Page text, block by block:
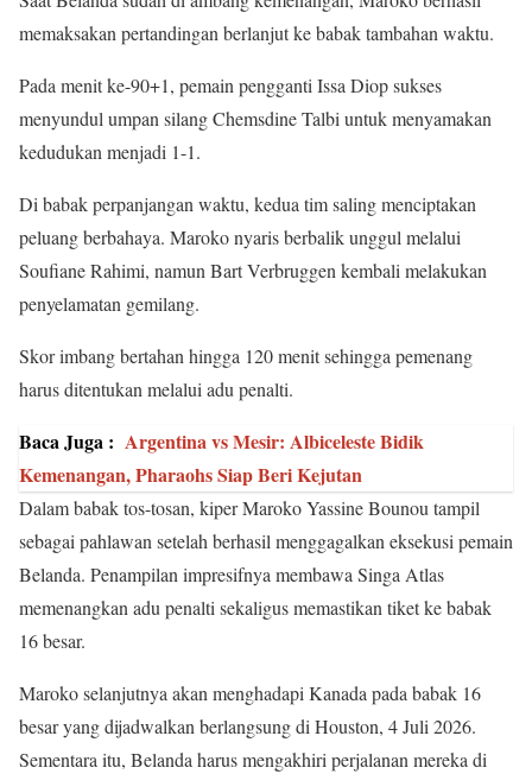
memaksakan pertandingan berlanjut ke babak tambahan waktu.
Pada menit ke-90+1, pemain pengganti Issa Diop sukses
menyundul umpan silang Chemsdine Talbi untuk menyamakan
kedudukan menjadi 1-1.
Di babak perpanjangan waktu, kedua tim saling menciptakan
peluang berbahaya. Maroko nyaris berbalik unggul melalui
Soufiane Rahimi, namun Bart Verbruggen kembali melakukan
penyelamatan gemilang.
Skor imbang bertahan hingga 120 menit sehingga pemenang
harus ditentukan melalui adu penalti.
Baca Juga : Argentina vs Mesir: Albiceleste Bidik
Kemenangan, Pharaohs Siap Beri Kejutan
Dalam babak tos-tosan, kiper Maroko Yassine Bounou tampil
sebagai pahlawan setelah berhasil menggagalkan eksekusi pemain
Belanda. Penampilan impresifnya membawa Singa Atlas
memenangkan adu penalti sekaligus memastikan tiket ke babak
16 besar.
Maroko selanjutnya akan menghadapi Kanada pada babak 16
besar yang dijadwalkan berlangsung di Houston, 4 Juli 2026.
Sementara itu, Belanda harus mengakhiri perjalanan mereka di